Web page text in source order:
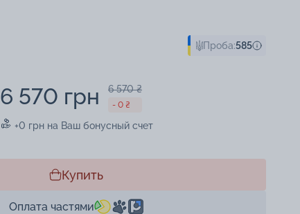
Проба:585
6 570 грн 6 570 ₴
- 0 ₴
+0 грн на Ваш бонусный счет
Купить
Оплата частями